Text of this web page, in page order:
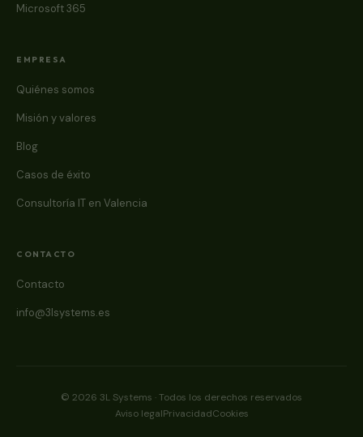
Microsoft 365
EMPRESA
Quiénes somos
Misión y valores
Blog
Casos de éxito
Consultoría IT en Valencia
CONTACTO
Contacto
info@3lsystems.es
© 2026 3L Systems · Todos los derechos reservados
Aviso legalPrivacidadCookies